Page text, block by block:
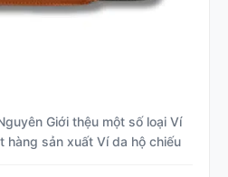
Giới thệu một số loại Ví
hàng sản xuất Ví da hộ chiếu